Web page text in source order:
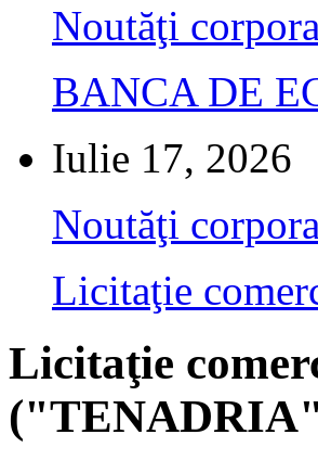
Noutăţi
BANCA DE
Iulie 17, 2026
Noutăţi
Licitaţie
Licitaţie
("TENADRIA"